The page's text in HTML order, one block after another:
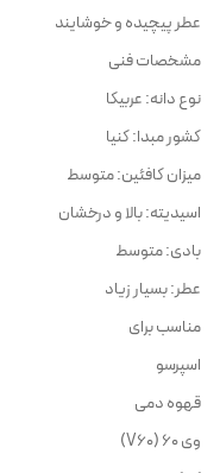
عطر پیچیده و خوشایند
مشخصات فنی
نوع دانه: عربیکا
کشور مبدا: کنیا
میزان کافئین: متوسط
اسیدیته: بالا و درخشان
بادی: متوسط
عطر: بسیار زیاد
مناسب برای
اسپرسو
قهوه دمی
وی ۶۰ (V60)